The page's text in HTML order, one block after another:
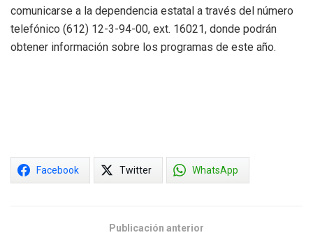
comunicarse a la dependencia estatal a través del número
telefónico (612) 12-3-94-00, ext. 16021, donde podrán
obtener información sobre los programas de este año.
Facebook Twitter WhatsApp
Publicación anterior